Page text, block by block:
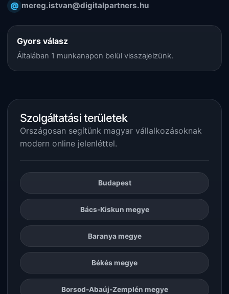
@ mereg.istvan@digitalpartners.hu
Gyors válasz
Általában 1 munkanapon belül visszajelzünk.
Szolgáltatási területek
Országosan segítünk magyar vállalkozásoknak
modern online jelenléttel.
Budapest
Bács-Kiskun megye
Baranya megye
Békés megye
Borsod-Abaúj-Zemplén megye